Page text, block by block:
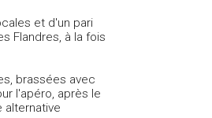
et d'un pari
Flandres, à la fois
brassées avec
l'apéro, après le
alternative